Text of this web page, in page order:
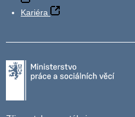
Kariéra